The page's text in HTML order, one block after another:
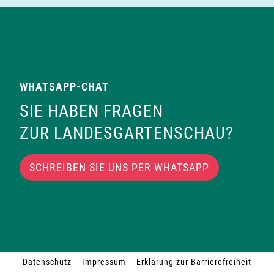
WHATSAPP-CHAT
SIE HABEN FRAGEN
ZUR LANDESGARTENSCHAU?
SCHREIBEN SIE UNS PER WHATSAPP
Datenschutz Impressum Erklärung zur Barrierefreiheit